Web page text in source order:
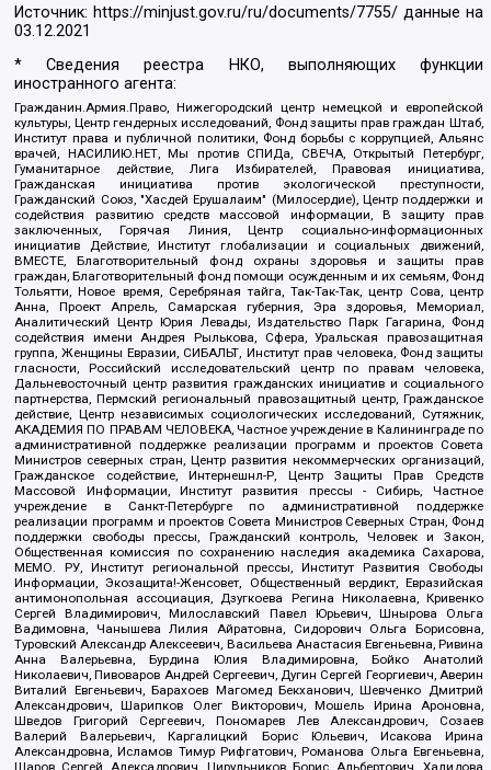
Источник: https://minjust.gov.ru/ru/documents/7755/ данные на
03.12.2021
* Сведения реестра НКО, выполняющих функции
иностранного агента:
Гражданин.Армия.Право, Нижегородский центр немецкой и европейской
культуры, Центр гендерных исследований, Фонд защиты прав граждан Штаб,
Институт права и публичной политики, Фонд борьбы с коррупцией, Альянс
врачей, НАСИЛИЮ.НЕТ, Мы против СПИДа, СВЕЧА, Открытый Петербург,
Гуманитарное действие, Лига Избирателей, Правовая инициатива,
Гражданская инициатива против экологической преступности,
Гражданский Союз, "Хасдей Ерушалаим" (Милосердие), Центр поддержки и
содействия развитию средств массовой информации, В защиту прав
заключенных, Горячая Линия, Центр социально-информационных
инициатив Действие, Институт глобализации и социальных движений,
ВМЕСТЕ, Благотворительный фонд охраны здоровья и защиты прав
граждан, Благотворительный фонд помощи осужденным и их семьям, Фонд
Тольятти, Новое время, Серебряная тайга, Так-Так-Так, центр Сова, центр
Анна, Проект Апрель, Самарская губерния, Эра здоровья, Мемориал,
Аналитический Центр Юрия Левады, Издательство Парк Гагарина, Фонд
содействия имени Андрея Рылькова, Сфера, Уральская правозащитная
группа, Женщины Евразии, СИБАЛЬТ, Институт прав человека, Фонд защиты
гласности, Российский исследовательский центр по правам человека,
Дальневосточный центр развития гражданских инициатив и социального
партнерства, Пермский региональный правозащитный центр, Гражданское
действие, Центр независимых социологических исследований, Сутяжник,
АКАДЕМИЯ ПО ПРАВАМ ЧЕЛОВЕКА, Частное учреждение в Калининграде по
административной поддержке реализации программ и проектов Совета
Министров северных стран, Центр развития некоммерческих организаций,
Гражданское содействие, Интернешнл-Р, Центр Защиты Прав Средств
Массовой Информации, Институт развития прессы - Сибирь, Частное
учреждение в Санкт-Петербурге по административной поддержке
реализации программ и проектов Совета Министров Северных Стран, Фонд
поддержки свободы прессы, Гражданский контроль, Человек и Закон,
Общественная комиссия по сохранению наследия академика Сахарова,
МЕМО. РУ, Институт региональной прессы, Институт Развития Свободы
Информации, Экозащита!-Женсовет, Общественный вердикт, Евразийская
антимонопольная ассоциация, Дзугкоева Регина Николаевна, Кривенко
Сергей Владимирович, Милославский Павел Юрьевич, Шнырова Ольга
Вадимовна, Чанышева Лилия Айратовна, Сидорович Ольга Борисовна,
Туровский Александр Алексеевич, Васильева Анастасия Евгеньевна, Ривина
Анна Валерьевна, Бурдина Юлия Владимировна, Бойко Анатолий
Николаевич, Пивоваров Андрей Сергеевич, Дугин Сергей Георгиевич, Аверин
Виталий Евгеньевич, Барахоев Магомед Бекханович, Шевченко Дмитрий
Александрович, Шарипков Олег Викторович, Мошель Ирина Ароновна,
Шведов Григорий Сергеевич, Пономарев Лев Александрович, Созаев
Валерий Валерьевич, Каргалицкий Борис Юльевич, Исакова Ирина
Александровна, Исламов Тимур Рифгатович, Романова Ольга Евгеньевна,